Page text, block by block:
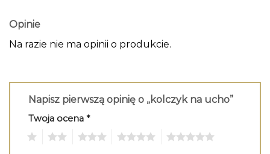
Opinie
Na razie nie ma opinii o produkcie.
Napisz pierwszą opinię o „kolczyk na ucho”
Twoja ocena *